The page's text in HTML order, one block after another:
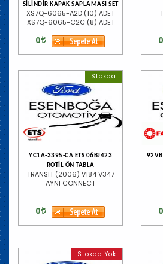
SİLİNDİR KAPAK SAPLAMASI SET
XS7Q-6065-A2D (10) ADET
XS7Q-6065-C2C (8) ADET
0 0
Stokda
YC1A-3395-CA ETS 06BJ423
ROTİL ÖN TABLA
TRANSIT (2006) V184 V347
AYNI CONNECT
0 0
Stokda Yok